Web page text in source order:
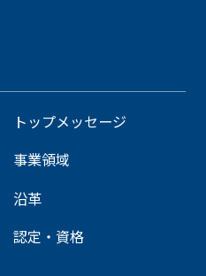
トップメッセージ
事業領域
沿革
認定・資格